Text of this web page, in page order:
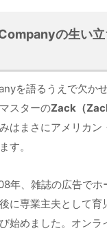
の生い立
を語るうえで欠か
スターのZack（
はまさにアメリカン
す。
年、雑誌の広告でホ
に専業主夫として育
始めました。オンラ